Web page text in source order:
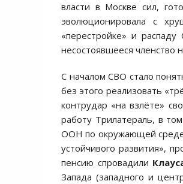
власти в Москве сил,
эволюционировала с
«перестройке» и
несостоявшееся членство
С началом СВО стало
без этого реализовать
контрудар «на взлёте»
работу Трилатераль, в
ООН по окружающей среде
устойчивого развития»,
пенсию спровадили
Запада (западного и